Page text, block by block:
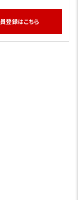
登録はこちら